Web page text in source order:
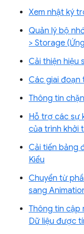
Xem nhật ký
Quản lý bộ
> Storage
Cải thiện hiệu
Các giai
Thông tin
Hỗ trợ các sự
của trình khởi
Cải tiến bảng
Kiểu
Chuyển từ
sang
Thông tin cập
Dữ liệu được